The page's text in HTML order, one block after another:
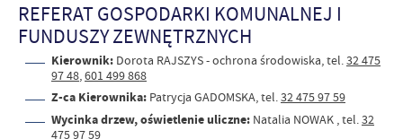
REFERAT GOSPODARKI KOMUNALNEJ I
FUNDUSZY ZEWNĘTRZNYCH
Kierownik: Dorota RAJSZYS - ochrona środowiska, tel.32 475
97 48,601 499 868
Z-ca Kierownika: Patrycja GADOMSKA, tel.32 475 97 59
Wycinka drzew, oświetlenie uliczne: Natalia NOWAK , tel.32
475 97 59